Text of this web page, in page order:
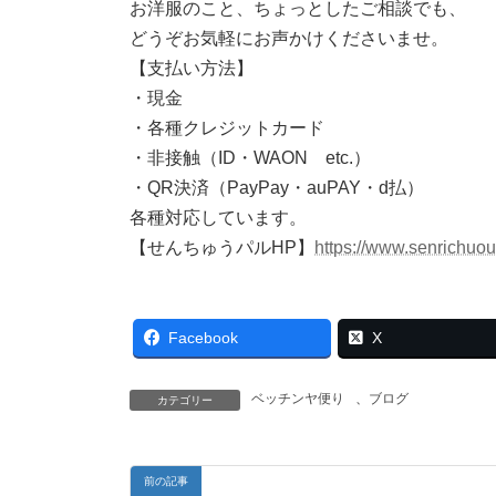
お洋服のこと、ちょっとしたご相談でも、
どうぞお気軽にお声かけくださいませ。
【支払い方法】
・現金
・各種クレジットカード
・非接触（ID・WAON etc.）
・QR決済（PayPay・auPAY・d払）
各種対応しています。
【せんちゅうパルHP】
https://
Facebook X
カテゴリー ベッチンヤ便り 、 ブログ
前の記事